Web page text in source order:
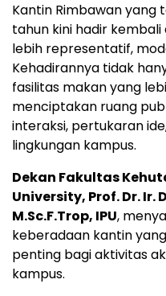
Kantin Rimbawan yang
tahun kini hadir
lebih representatif,
Kehadirannya tidak
fasilitas makan yang
menciptakan ruang
interaksi, pertukaran
lingkungan kampus.
Dekan Fakultas
University, Prof. Dr.
M.Sc.F.Trop, IPU,
keberadaan kantin
penting bagi aktivitas
kampus.